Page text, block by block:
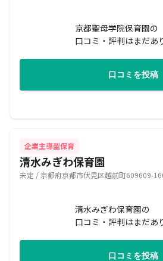
京都聖母学院保育園の
口コミ・評判はまだあ
口コミを投稿
企業主導型保育
清水みぎわ保育園
未定 / 京都府京都市伏見区越前町609609-
清水みぎわ保育園の
口コミ・評判はまだあ
口コミを投稿